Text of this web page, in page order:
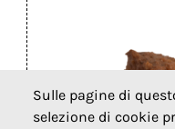
Sulle pagine di
selezione di cookie